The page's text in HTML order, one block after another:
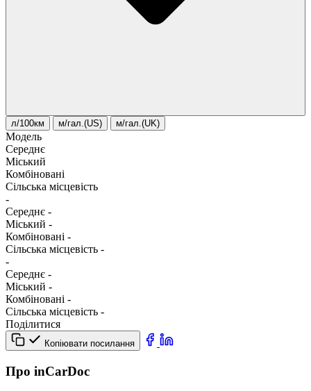
л/100км м/гал.(US) м/гал.(UK)
Модель
Середнє
Міський
Комбіновані
Сільська місцевість
-
Середнє -
Міський -
Комбіновані -
Сільська місцевість -
-
Середнє -
Міський -
Комбіновані -
Сільська місцевість -
Поділитися
Копіювати посилання
Про inCarDoc